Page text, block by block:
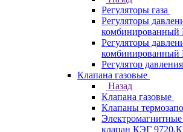
Регуляторы газа
Регуляторы
Регуляторы
Регулятор
Клапана газовые
Назад
Клапана газовые
Клапаны
клапан КЭГ